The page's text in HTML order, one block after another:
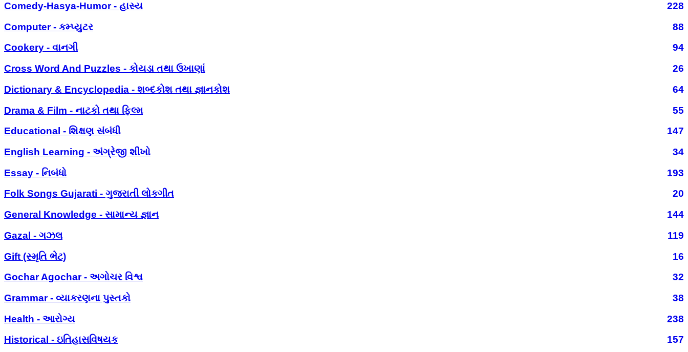
Comedy-Hasya-Humor - હાસ્ય
228
Computer - કમ્પ્યુટર
88
Cookery - વાનગી
94
Cross Word And Puzzles - કોયડા તથા ઉખાણાં
26
Dictionary & Encyclopedia - શબ્દકોશ તથા જ્ઞાનકોશ
64
Drama & Film - નાટકો તથા ફિલ્મ
55
Educational - શિક્ષણ સંબંધી
147
English Learning - અંગ્રેજી શીખો
34
Essay - નિબંધો
193
Folk Songs Gujarati - ગુજરાતી લોકગીત
20
General Knowledge - સામાન્ય જ્ઞાન
144
Gazal - ગઝલ
119
Gift (સ્મૃતિ ભેટ)
16
Gochar Agochar - અગોચર વિશ્વ
32
Grammar - વ્યાકરણના પુસ્તકો
38
Health - આરોગ્ય
238
Historical - ઇતિહાસવિષયક
157